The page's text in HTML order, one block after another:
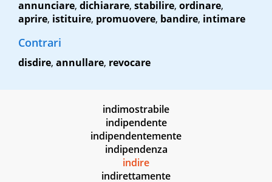
annunciare, dichiarare, stabilire, ordinare,
aprire, istituire, promuovere, bandire, intimare
Contrari
disdire, annullare, revocare
indimostrabile
indipendente
indipendentemente
indipendenza
indire
indirettamente